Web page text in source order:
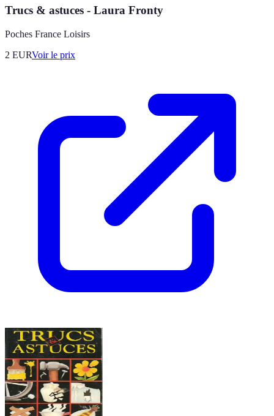
Trucs & astuces - Laura Fronty
Poches France Loisirs
2 EURVoir le prix